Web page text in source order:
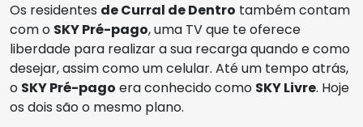
Os residentes de Curral de Dentro também contam
com o SKY Pré-pago, uma TV que te oferece
liberdade para realizar a sua recarga quando e como
desejar, assim como um celular. Até um tempo atrás,
o SKY Pré-pago era conhecido como SKY Livre. Hoje
os dois são o mesmo plano.